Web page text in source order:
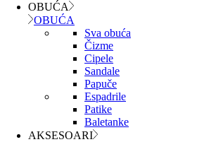
OBUĆA
OBUĆA
Sva obuća
Čizme
Cipele
Sandale
Papuče
Espadrile
Patike
Baletanke
AKSESOARI